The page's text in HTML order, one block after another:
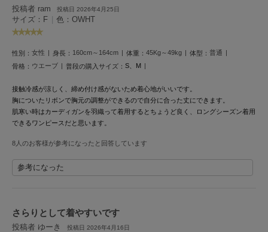
KEEN
キーン
LAATO
le
ル
ルコックスポルティフ
LeSportsac
リリーブラウン
投稿者 ram 投稿日 2026年4月25日
サイズ：F | 色：OWHT
性別： 女性 身長： 160cm～164cm 体重： 45Kg～49kg 体型： 普通
骨格： ウエーブ 普段の購入サイズ： S、M
接触冷感が涼しく、締め付け感がないため着心地がいいです。
胸についたリボンで胸元の調整ができるので自分に合った丈にできます。
肌寒い時はカーディガンを羽織って着用するとちょうど良く、ロングシーズン着用
できるワンピースだと思います。
8人のお客様が参考になったと回答しています
参考になった
さらりとして着やすいです
投稿者 ゆーき 投稿日 2026年4月16日